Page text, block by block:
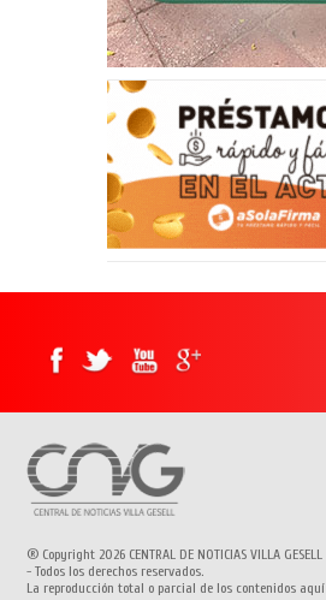
® Copyright 2026 CENTRAL DE NOTICIAS VILLA GESELL
- Todos los derechos reservados.
La reproducción total o parcial de los contenidos aquí